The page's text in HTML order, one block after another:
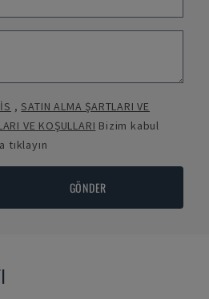
,SATIN ALMA ŞARTLARI VE
VE KOŞULLARI Bizim kabul
GÖNDER